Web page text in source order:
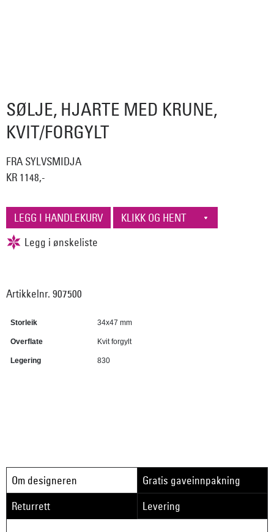
SØLJE, HJARTE MED KRUNE,
KVIT/FORGYLT
FRA SYLVSMIDJA
KR 1148,-
Artikkelnr. 907500
Storleik 34x47 mm
Overflate Kvit forgylt
Legering 830
Om designeren
Gratis gaveinnpakning
Returrett
Levering